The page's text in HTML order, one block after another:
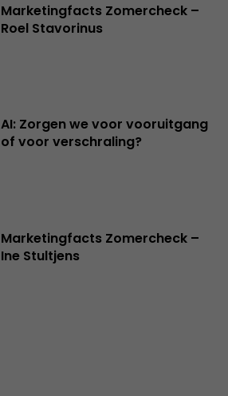
Marketingfacts Zomercheck –
Roel Stavorinus
AI: Zorgen we voor vooruitgang
of voor verschraling?
Marketingfacts Zomercheck –
Ine Stultjens